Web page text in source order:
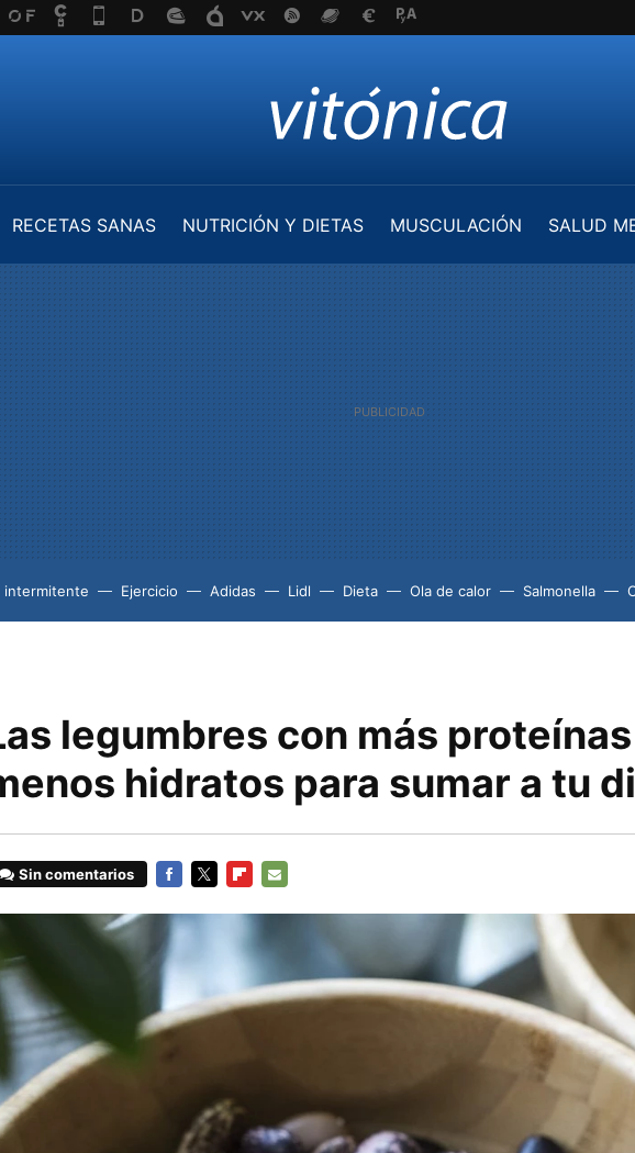
RECETAS SANAS NUTRICIÓN Y DIETAS MUSCULACIÓN
SALUD
intermitente Ejercicio Adidas Lidl Dieta Ola de calor Salmonella
legumbres con más
hidratos para sumar a tu
Sin comentarios